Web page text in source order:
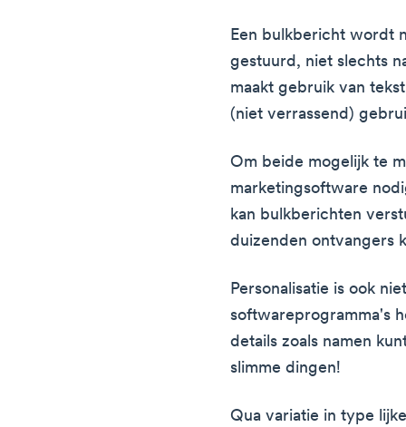
Een bulkbericht wordt
gestuurd, niet slechts
maakt gebruik van
(niet verrassend)
Om beide mogelijk te
marketingsoftware
kan bulkberichten
duizenden ontvangers
Personalisatie is ook
softwareprogramma's
details zoals namen
slimme dingen!
Qua variatie in type